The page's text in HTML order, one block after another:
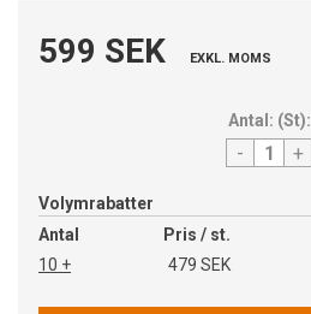
599 SEK EXKL. MOMS
Antal: (St):
- +
Volymrabatter
Antal
Pris / st.
10 +
479 SEK